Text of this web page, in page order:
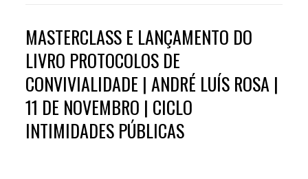
MASTERCLASS E LANÇAMENTO DO
LIVRO PROTOCOLOS DE
CONVIVIALIDADE | ANDRÉ LUÍS ROSA |
11 DE NOVEMBRO | CICLO
INTIMIDADES PÚBLICAS